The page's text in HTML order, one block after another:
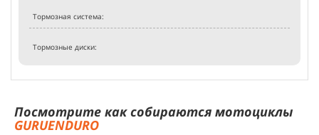
Тормозная система:
Тормозные диски:
Посмотрите как собираются мотоциклы
GURUENDURO